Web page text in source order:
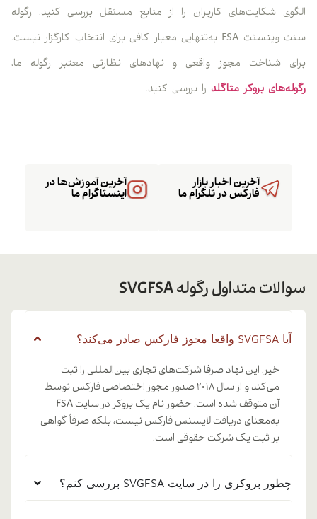
الگوی شکایت‌های کاربران را از منابع مستقل بررسی کنید. رگوله
سنت وینسنت FSA به‌تنهایی معیار کافی برای انتخاب کارگزار نیست.
برای شناخت مجوز واقعی و نهادهای نظارتی معتبر رگوله ما،
رگوله‌های بروکر متاگلد را بررسی کنید.
آخرین آموزش‌ها در
اینستاگرام ما
آخرین اخبار بازار
فارکس در تلگرام ما
سوالات متداول رگوله SVGFSA
آیا SVGFSA واقعا مجوز فارکس صادر می‌کند؟
خیر. این نهاد صرفا شرکت‌های تجاری بین‌المللی را ثبت
می‌کند و از سال ۲۰۱۸ صدور مجوز اختصاصی فارکس توسط
آن متوقف شده است. حضور نام یک بروکر در سایت FSA
به‌معنای دریافت لایسنس فارکس نیست، بلکه صرفاً گواهی
بر ثبت یک شرکت حقوقی است.
چطور بروکری را در سایت SVGFSA بررسی کنم؟